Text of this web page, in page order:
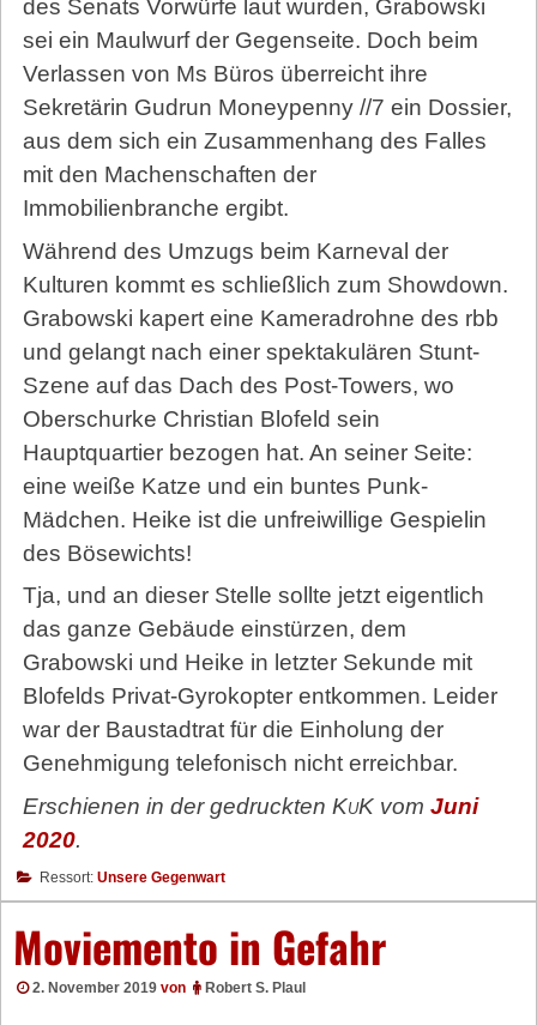
des Senats Vorwürfe laut wurden, Grabowski
sei ein Maulwurf der Gegenseite. Doch beim
Verlassen von Ms Büros überreicht ihre
Sekretärin Gudrun Moneypenny //7 ein Dossier,
aus dem sich ein Zusammenhang des Falles
mit den Machenschaften der
Immobilienbranche ergibt.
Während des Umzugs beim Karneval der
Kulturen kommt es schließlich zum Showdown.
Grabowski kapert eine Kameradrohne des rbb
und gelangt nach einer spektakulären Stunt-
Szene auf das Dach des Post-Towers, wo
Oberschurke Christian Blofeld sein
Hauptquartier bezogen hat. An seiner Seite:
eine weiße Katze und ein buntes Punk-
Mädchen. Heike ist die unfreiwillige Gespielin
des Bösewichts!
Tja, und an dieser Stelle sollte jetzt eigentlich
das ganze Gebäude einstürzen, dem
Grabowski und Heike in letzter Sekunde mit
Blofelds Privat-Gyrokopter entkommen. Leider
war der Baustadtrat für die Einholung der
Genehmigung telefonisch nicht erreichbar.
Erschienen in der gedruckten KuKvom Juni
2020.
Ressort: Unsere Gegenwart
Moviemento in Gefahr
2. November 2019 von Robert S. Plaul